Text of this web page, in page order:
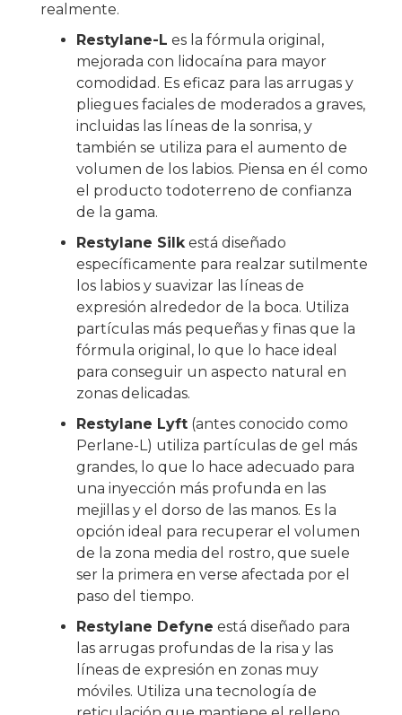
realmente.
Restylane-L es la fórmula original,
mejorada con lidocaína para mayor
comodidad. Es eficaz para las arrugas y
pliegues faciales de moderados a graves,
incluidas las líneas de la sonrisa, y
también se utiliza para el aumento de
volumen de los labios. Piensa en él como
el producto todoterreno de confianza
de la gama.
Restylane Silkestá diseñado
específicamente para realzar sutilmente
los labios y suavizar las líneas de
expresión alrededor de la boca. Utiliza
partículas más pequeñas y finas que la
fórmula original, lo que lo hace ideal
para conseguir un aspecto natural en
zonas delicadas.
Restylane Lyft (antes conocido como
Perlane-L) utiliza partículas de gel más
grandes, lo que lo hace adecuado para
una inyección más profunda en las
mejillas y el dorso de las manos. Es la
opción ideal para recuperar el volumen
de la zona media del rostro, que suele
ser la primera en verse afectada por el
paso del tiempo.
Restylane Defyne está diseñado para
las arrugas profundas de la risa y las
líneas de expresión en zonas muy
móviles. Utiliza una tecnología de